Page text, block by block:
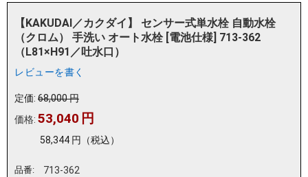
【KAKUDAI／カクダイ】 センサー式単水栓 自動水栓
（クロム） 手洗い オート水栓 [電池仕様] 713-362
（L81×H91／吐水口）
レビューを書く
定価: 68,000円
価格: 53,040 円
58,344 円 （税込）
品番: 713-362